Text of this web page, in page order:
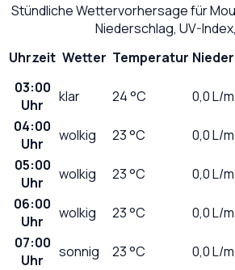
Stündliche Wettervorhersage für
Niederschlag, UV-
Uhrzeit Wetter Temperatur
03:00
Uhr
klar 24°C 0,0L/
04:00
Uhr
wolkig 23°C 0,0L/
05:00
Uhr
wolkig 23°C 0,0L/
06:00
Uhr
wolkig 23°C 0,0L/
07:00
Uhr
sonnig 23°C 0,0L/